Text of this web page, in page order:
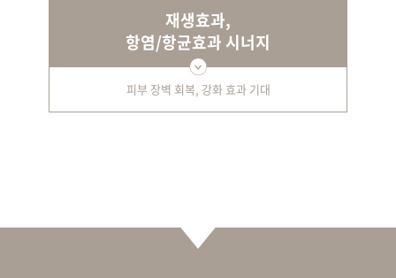
재생효과,
항염/항균효과 시너지
피부 장벽 회복, 강화 효과 기대